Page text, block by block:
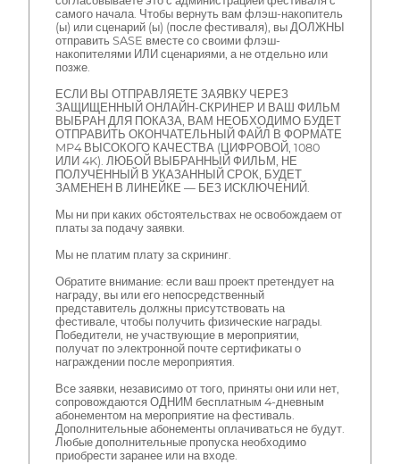
самого начала. Чтобы вернуть вам флэш-накопитель
(ы) или сценарий (ы) (после фестиваля), вы ДОЛЖНЫ
отправить SASE вместе со своими флэш-
накопителями ИЛИ сценариями, а не отдельно или
позже.
ЕСЛИ ВЫ ОТПРАВЛЯЕТЕ ЗАЯВКУ ЧЕРЕЗ
ЗАЩИЩЕННЫЙ ОНЛАЙН-СКРИНЕР И ВАШ ФИЛЬМ
ВЫБРАН ДЛЯ ПОКАЗА, ВАМ НЕОБХОДИМО БУДЕТ
ОТПРАВИТЬ ОКОНЧАТЕЛЬНЫЙ ФАЙЛ В ФОРМАТЕ
MP4 ВЫСОКОГО КАЧЕСТВА (ЦИФРОВОЙ, 1080
ИЛИ 4K). ЛЮБОЙ ВЫБРАННЫЙ ФИЛЬМ, НЕ
ПОЛУЧЕННЫЙ В УКАЗАННЫЙ СРОК, БУДЕТ
ЗАМЕНЕН В ЛИНЕЙКЕ — БЕЗ ИСКЛЮЧЕНИЙ.
Мы ни при каких обстоятельствах не освобождаем от
платы за подачу заявки.
Мы не платим плату за скрининг.
Обратите внимание: если ваш проект претендует на
награду, вы или его непосредственный
представитель должны присутствовать на
фестивале, чтобы получить физические награды.
Победители, не участвующие в мероприятии,
получат по электронной почте сертификаты о
награждении после мероприятия.
Все заявки, независимо от того, приняты они или нет,
сопровождаются ОДНИМ бесплатным 4-дневным
абонементом на мероприятие на фестиваль.
Дополнительные абонементы оплачиваться не будут.
Любые дополнительные пропуска необходимо
приобрести заранее или на входе.